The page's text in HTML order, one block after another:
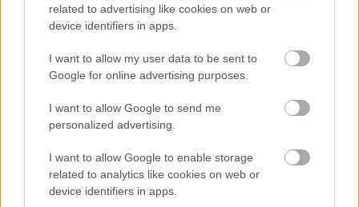
related to advertising like cookies on web or
device identifiers in apps.
I want to allow my user data to be sent to
Google for online advertising purposes.
I want to allow Google to send me
personalized advertising.
I want to allow Google to enable storage
related to analytics like cookies on web or
device identifiers in apps.
RÉSZLETEIT REKONSTRUÁLJÁK
JÓZSEFVÁROSBAN
A bejegyzés trackback címe: